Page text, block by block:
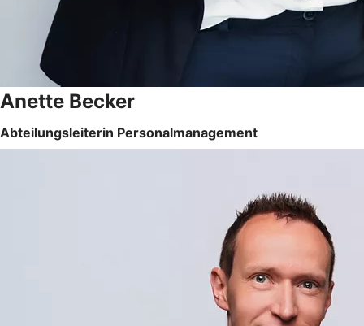
Anette Becker
Abteilungsleiterin Personalmanagement